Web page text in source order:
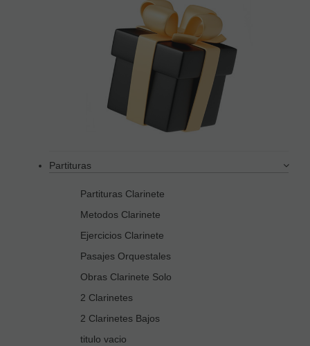
Partituras
Partituras Clarinete
Metodos Clarinete
Ejercicios Clarinete
Pasajes Orquestales
Obras Clarinete Solo
2 Clarinetes
2 Clarinetes Bajos
titulo vacio